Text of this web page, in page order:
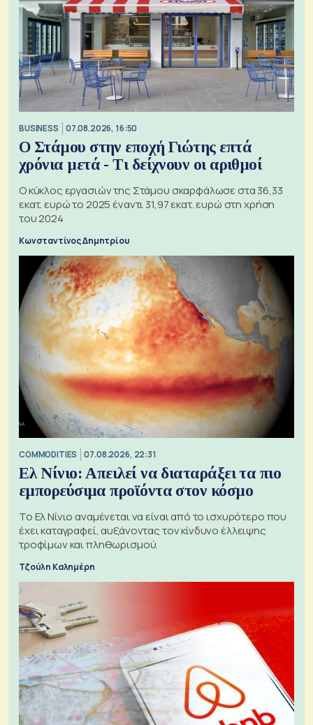
BUSINESS 07.08.2026, 16:50
Ο Στάμου στην εποχή Γιώτης επτά
χρόνια μετά - Τι δείχνουν οι αριθμοί
Ο κύκλος εργασιών της Στάμου σκαρφάλωσε στα 36,33
εκατ. ευρώ το 2025 έναντι 31,97 εκατ. ευρώ στη χρήση
του 2024
Κωνσταντίνος Δημητρίου
COMMODITIES 07.08.2026, 22:31
Ελ Νίνιο: Απειλεί να διαταράξει τα πιο
εμπορεύσιμα προϊόντα στον κόσμο
Το Ελ Νίνιο αναμένεται να είναι από το ισχυρότερο που
έχει καταγραφεί, αυξάνοντας τον κίνδυνο έλλειψης
τροφίμων και πληθωρισμού.
Τζούλη Καλημέρη